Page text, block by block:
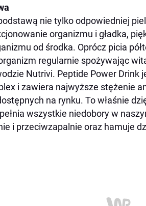
nie tylko odpowiedniej
organizmu i gładka,
od środka. Oprócz picia
regularnie spożywając
Nutrivi. Peptide Power Drink
i zawiera najwyższe stężenie
na rynku. To właśnie
wszystkie niedobory w
i przeciwzapalnie oraz hamuje